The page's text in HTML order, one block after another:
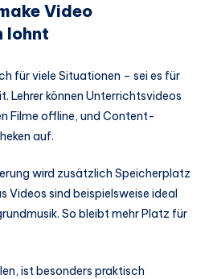
Video
lohnt
für viele Situationen – sei es für
Lehrer können Unterrichtsvideos
Filme offline, und Content-
auf.
wird zusätzlich Speicherplatz
Videos sind beispielsweise ideal
So bleibt mehr Platz für
ist besonders praktisch